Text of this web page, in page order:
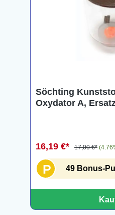
Söchting
Oxydator A,
16,19 €* 17,00 €*
P 49 Bonus-